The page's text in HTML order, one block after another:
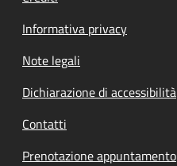
Informativa privacy
Note legali
Dichiarazione di accessibilità
Contatti
Prenotazione appuntamento